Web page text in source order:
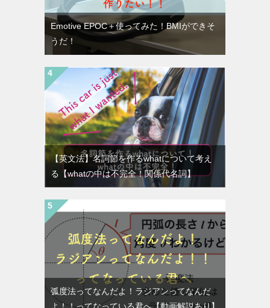
Emotive EPOC＋使ってみた！BMIができそ
うだ！
【英文法】名詞節を作るwhatについて考え
る【whatの中は不完全！関係代名詞】
弧度法ってなんだよ！ラジアンってなんだ
よ！！ってなっている君へ【動画解説あり】